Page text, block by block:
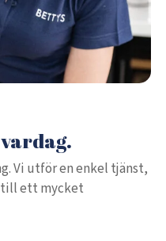
Vi utför en enkel tjänst,
till ett mycket